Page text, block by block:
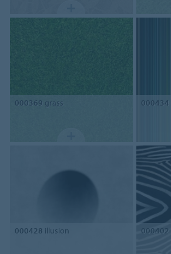
000369 grass 000434
000428 illusion 000402